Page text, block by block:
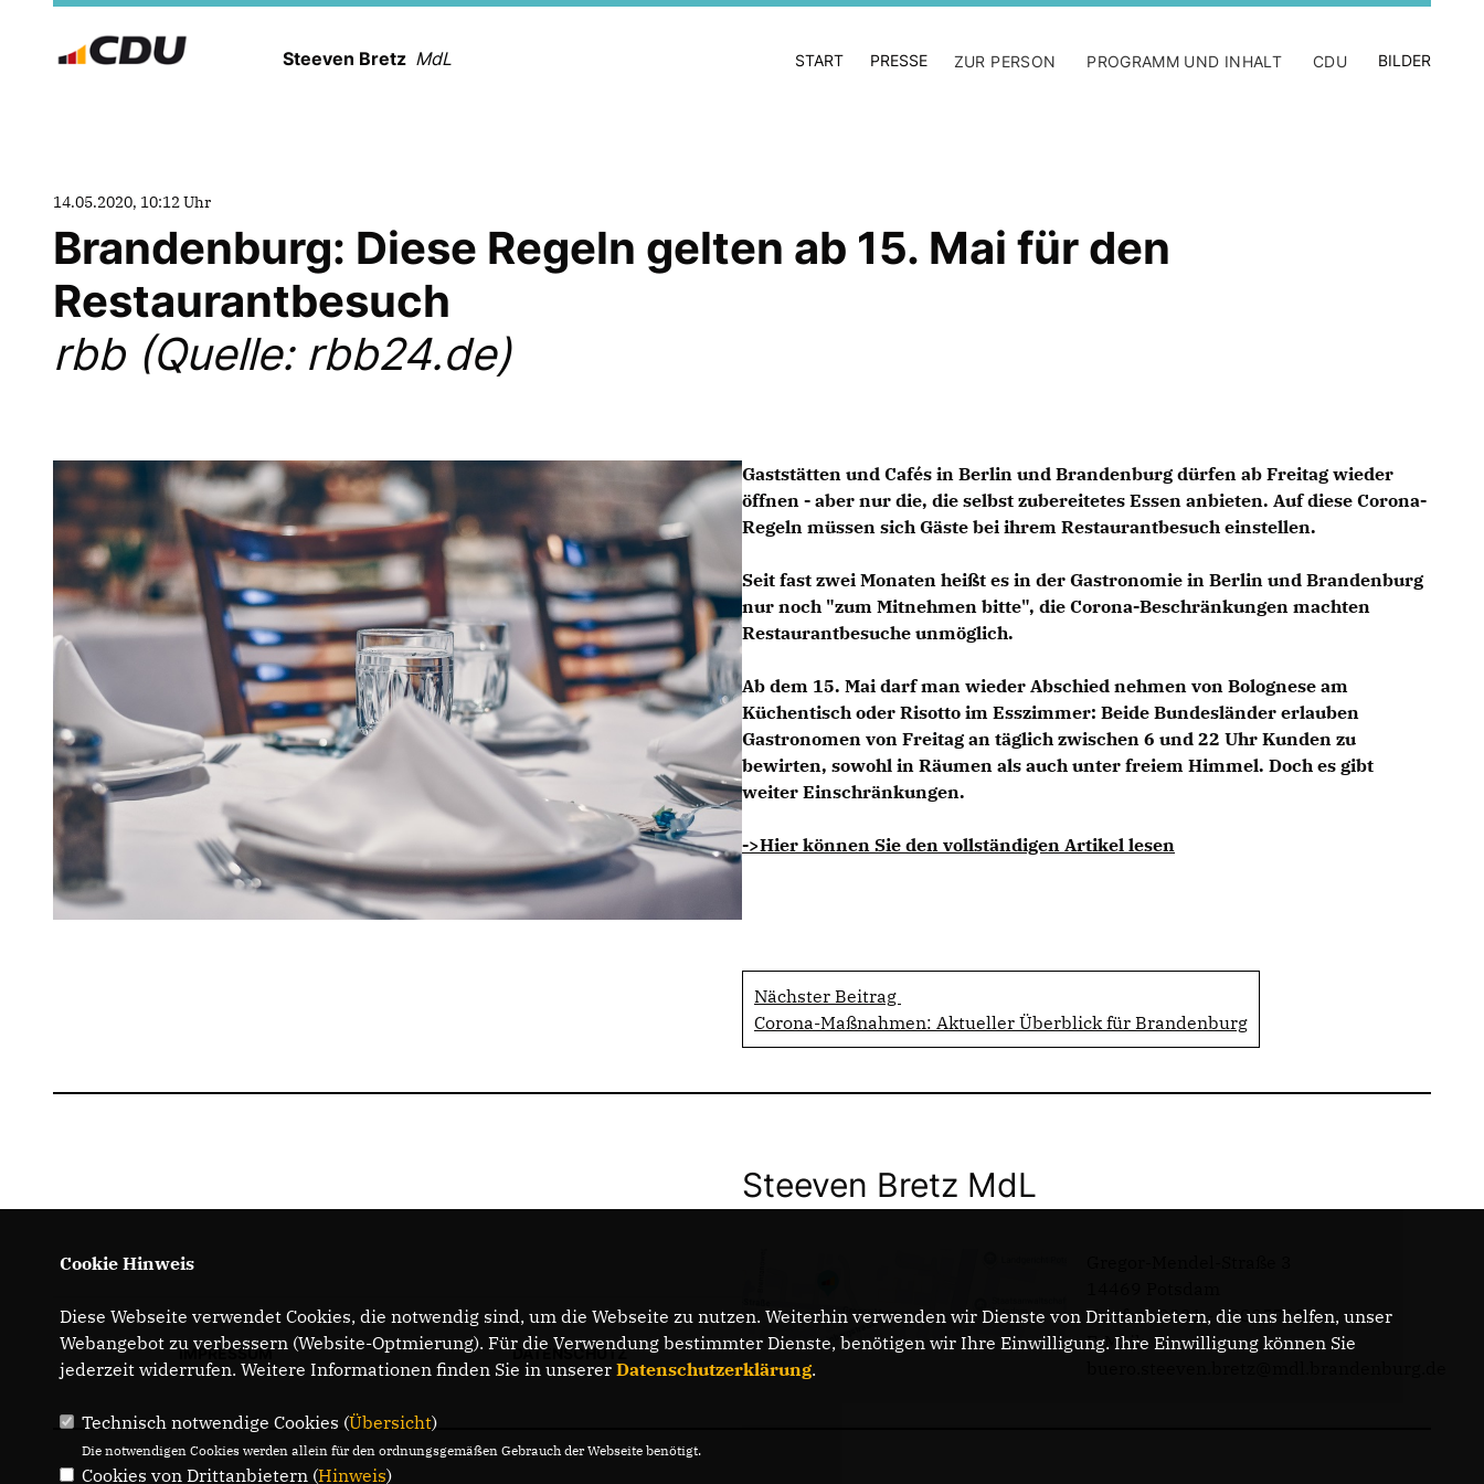
Steeven Bretz MdL START PRESSE ZUR PERSON PROGRAMM UND INHALT CDU BILDER
14.05.2020, 10:12 Uhr
Brandenburg: Diese Regeln gelten ab 15. Mai für den
Restaurantbesuch
rbb (Quelle: rbb24.de)
Gaststätten und Cafés in Berlin und Brandenburg dürfen ab Freitag wieder
öffnen - aber nur die, die selbst zubereitetes Essen anbieten. Auf diese Corona-
Regeln müssen sich Gäste bei ihrem Restaurantbesuch einstellen.
Seit fast zwei Monaten heißt es in der Gastronomie in Berlin und Brandenburg
nur noch "zum Mitnehmen bitte", die Corona-Beschränkungen machten
Restaurantbesuche unmöglich.
Ab dem 15. Mai darf man wieder Abschied nehmen von Bolognese am
Küchentisch oder Risotto im Esszimmer: Beide Bundesländer erlauben
Gastronomen von Freitag an täglich zwischen 6 und 22 Uhr Kunden zu
bewirten, sowohl in Räumen als auch unter freiem Himmel. Doch es gibt
weiter Einschränkungen.
->Hier können Sie den vollständigen Artikel lesen
Nächster Beitrag
Corona-Maßnahmen: Aktueller Überblick für Brandenburg
IMPRESSUM DATENSCHUTZ
Steeven Bretz MdL
Telefon: 0331 - 20085713
E-Mail:
Cookie Hinweis
Diese Webseite verwendet Cookies, die notwendig sind, um die Webseite zu nutzen. Weiterhin verwenden wir Dienste von Drittanbietern, die uns helfen, unser
Webangebot zu verbessern (Website-Optmierung). Für die Verwendung bestimmter Dienste, benötigen wir Ihre Einwilligung. Ihre Einwilligung können Sie
jederzeit widerrufen. Weitere Informationen finden Sie in unserer Datenschutzerklärung.
Technisch notwendige Cookies (Übersicht)
Die notwendigen Cookies werden allein für den ordnungsgemäßen Gebrauch der Webseite benötigt.
Cookies von Drittanbietern (Hinweis)